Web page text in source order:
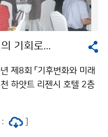
기온은 26.1℃로 평년보
온, 평균 최저기온은 30.
1973년 이래 최고 1위를
㎜로 평년보다 많았으
수는 19.4일로 평년보다
영 02-2181-0474기상
기회로...
제8회 「기후변화와 미래
하얏트 리젠시 호텔 2층
감대를 형성하여 항공산